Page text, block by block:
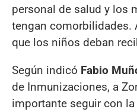
personal de salud y los
tengan comorbilidades.
que los niños deban
Según indicó Fabio
de Inmunizaciones, a
importante seguir con